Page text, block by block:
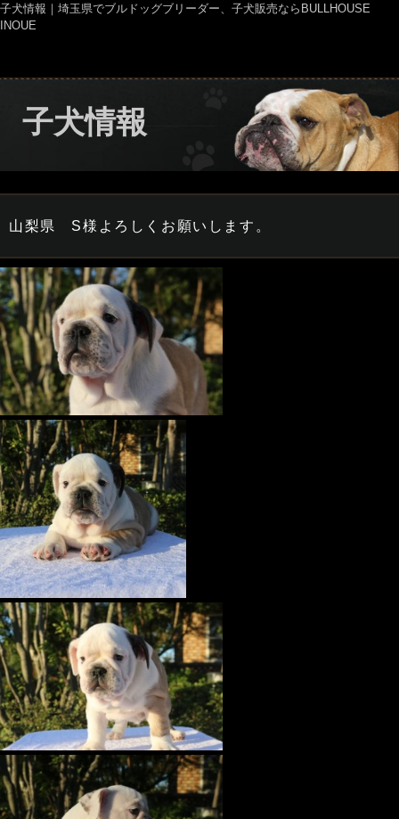
子犬情報｜埼玉県でブルドッグブリーダー、子犬販売ならBULLHOUSE
INOUE
子犬情報
山梨県 S様よろしくお願いします。